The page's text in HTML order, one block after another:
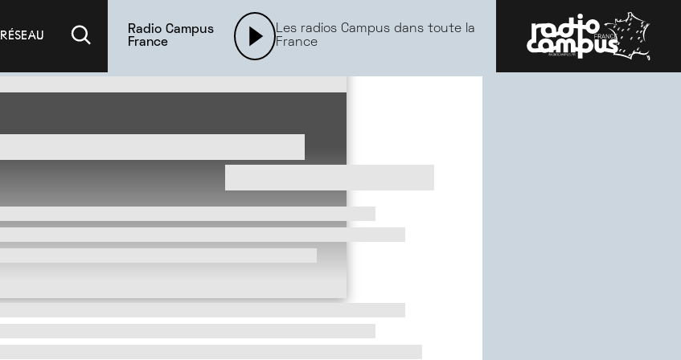
RÉSEAU
Radio Campus
France
Les radios Campus dans toute la
France